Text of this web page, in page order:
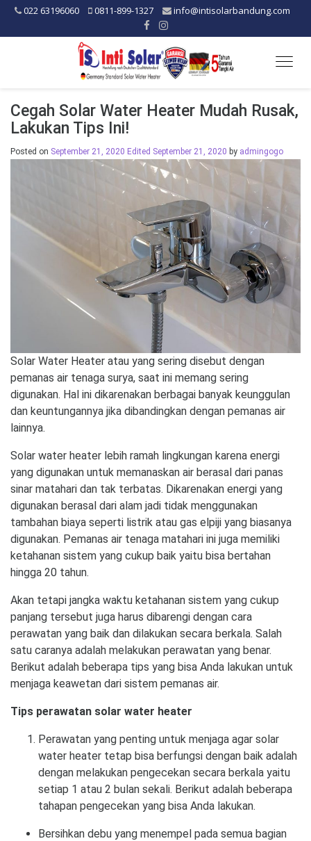
022 63196060 0811-899-1327 info@intisolarbandung.com
Cegah Solar Water Heater Mudah Rusak,
Lakukan Tips Ini!
Posted on September 21, 2020 Edited September 21, 2020 by admingogo
Solar Water Heater atau yang sering disebut dengan
pemanas air tenaga surya, saat ini memang sering
digunakan. Hal ini dikarenakan berbagai banyak keunggulan
dan keuntungannya jika dibandingkan dengan pemanas air
lainnya.
Solar water heater lebih ramah lingkungan karena energi
yang digunakan untuk memanaskan air berasal dari panas
sinar matahari dan tak terbatas. Dikarenakan energi yang
digunakan berasal dari alam jadi tidak menggunakan
tambahan biaya seperti listrik atau gas elpiji yang biasanya
digunakan. Pemanas air tenaga matahari ini juga memiliki
ketahanan sistem yang cukup baik yaitu bisa bertahan
hingga 20 tahun.
Akan tetapi jangka waktu ketahanan sistem yang cukup
panjang tersebut juga harus dibarengi dengan cara
perawatan yang baik dan dilakukan secara berkala. Salah
satu caranya adalah melakukan perawatan yang benar.
Berikut adalah beberapa tips yang bisa Anda lakukan untuk
menjaga keawetan dari sistem pemanas air.
Tips perawatan solar water heater
Perawatan yang penting untuk menjaga agar solar
water heater tetap bisa berfungsi dengan baik adalah
dengan melakukan pengecekan secara berkala yaitu
setiap 1 atau 2 bulan sekali. Berikut adalah beberapa
tahapan pengecekan yang bisa Anda lakukan.
Bersihkan debu yang menempel pada semua bagian